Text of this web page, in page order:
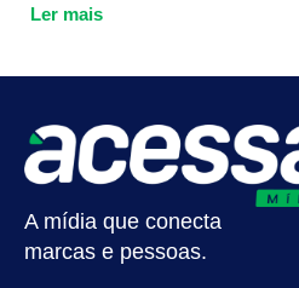
Ler mais
A mídia que conecta
marcas e pessoas.